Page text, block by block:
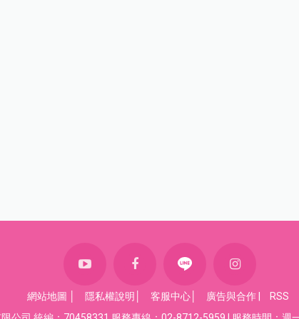
網站地圖 隱私權說明 客服中心 廣告與合作
RSS